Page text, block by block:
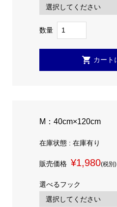
数量
M：40cm×120cm
在庫状態 : 在庫有り
販売価格 ¥1,980(税別)
選べるフック